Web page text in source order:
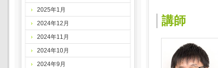
講師
2025年1月
2024年12月
2024年11月
2024年10月
2024年9月